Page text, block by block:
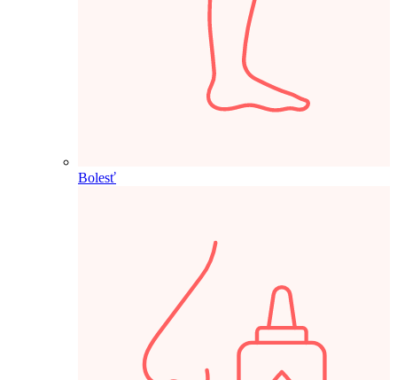
Bolesť